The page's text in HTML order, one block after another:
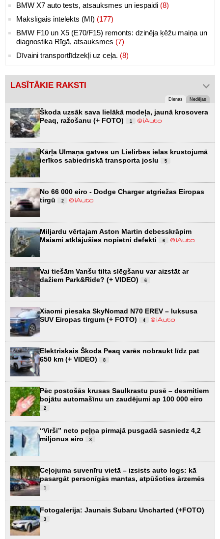
BMW X7 auto tests, atsauksmes un iespaidi (8)
Makslīgais intelekts (MI) (177)
BMW F10 un X5 (E70/F15) remonts: dzinēja ķēžu maiņa un
diagnostika Rīgā, atsauksmes (7)
Dīvaini transportlīdzekļi uz ceļa. (8)
LASĪTĀKIE RAKSTI
Dienas Nedēļas
Škoda uzsāk sava lielākā modeļa, jaunā krosovera
Peaq, ražošanu (+ FOTO)
1
Kārļa Ulmaņa gatves un Lielirbes ielas krustojumā
ierīkos sabiedriskā transporta joslu
5
No 66 000 eiro - Dodge Charger atgriežas Eiropas
tirgū
2
Miljardu vērtajam Aston Martin debesskrāpim
Maiami atklājušies nopietni defekti
6
Vai tiešām Vanšu tilta slēgšanu var aizstāt ar
dažiem Park&Ride? (+ VIDEO)
6
Xiaomi piesaka SkyNomad N70 EREV – luksusa
SUV Eiropas tirgum (+ FOTO)
4
Elektriskais Škoda Peaq varēs nobraukt līdz pat
650 km (+ VIDEO)
8
Pēc postošās krusas Saulkrastu pusē – desmitiem
bojātu automašīnu un zaudējumi ap 100 000 eiro
2
“Virši” neto peļņa pirmajā pusgadā sasniedz 4,2
miljonus eiro
3
Ceļojuma suvenīru vietā – izsists auto logs: kā
pasargāt personīgās mantas, atpūšoties ārzemēs
1
Fotogalerija: Jaunais Subaru Uncharted (+FOTO)
3